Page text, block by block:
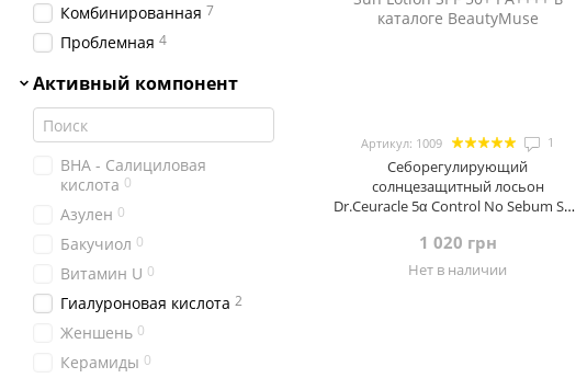
Артикул: 1009 1
Себорегулирующий
солнцезащитный лосьон
Dr.Ceuracle 5α Control No Sebum Sun
1 020 грн
Нет в наличии
Комбинированная 7
Проблемная 4
Активный компонент
BHA - Салициловая
кислота 0
Азулен 0
Бакучиол 0
Витамин U 0
Гиалуроновая кислота 2
Женшень 0
Керамиды 0